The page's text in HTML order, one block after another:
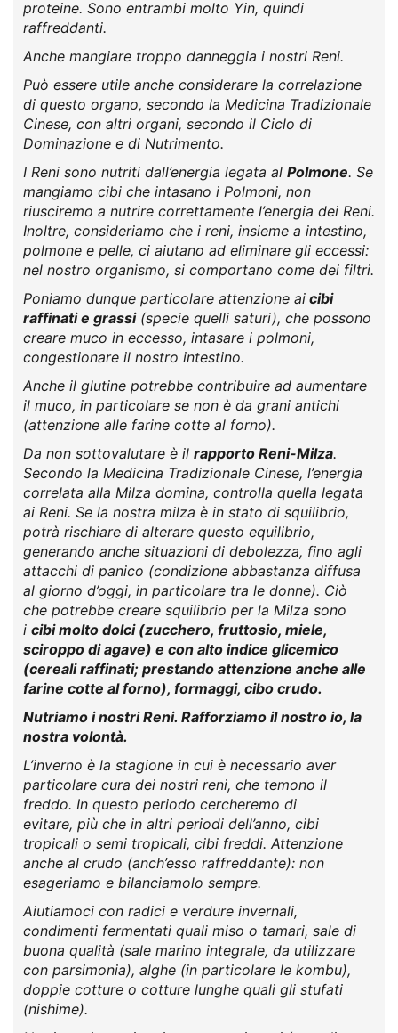
proteine. Sono entrambi molto Yin, quindi
raffreddanti.
Anche mangiare troppo danneggia i nostri Reni.
Può essere utile anche considerare la correlazione
di questo organo, secondo la Medicina Tradizionale
Cinese, con altri organi, secondo il Ciclo di
Dominazione e di Nutrimento.
I Reni sono nutriti dall’energia legata al Polmone. Se
mangiamo cibi che intasano i Polmoni, non
riusciremo a nutrire correttamente l’energia dei Reni.
Inoltre, consideriamo che i reni, insieme a intestino,
polmone e pelle, ci aiutano ad eliminare gli eccessi:
nel nostro organismo, si comportano come dei filtri.
Poniamo dunque particolare attenzione ai cibi
raffinati e grassi(specie quelli saturi), che possono
creare muco in eccesso, intasare i polmoni,
congestionare il nostro intestino.
Anche il glutine potrebbe contribuire ad aumentare
il muco, in particolare se non è da grani antichi
(attenzione alle farine cotte al forno).
Da non sottovalutare è il rapporto Reni-Milza.
Secondo la Medicina Tradizionale Cinese, l’energia
correlata alla Milza domina, controlla quella legata
ai Reni. Se la nostra milza è in stato di squilibrio,
potrà rischiare di alterare questo equilibrio,
generando anche situazioni di debolezza, fino agli
attacchi di panico (condizione abbastanza diffusa
al giorno d’oggi, in particolare tra le donne). Ciò
che potrebbe creare squilibrio per la Milza sono
i cibi molto dolci (zucchero, fruttosio, miele,
sciroppo di agave) e con alto indice glicemico
(cereali raffinati; prestando attenzione anche alle
farine cotte al forno), formaggi, cibo crudo.
Nutriamo i nostri Reni. Rafforziamo il nostro io, la
nostra volontà.
L’inverno è la stagione in cui è necessario aver
particolare cura dei nostri reni, che temono il
freddo. In questo periodo cercheremo di
evitare, più che in altri periodi dell’anno, cibi
tropicali o semi tropicali, cibi freddi. Attenzione
anche al crudo (anch’esso raffreddante): non
esageriamo e bilanciamolo sempre.
Aiutiamoci con radici e verdure invernali,
condimenti fermentati quali miso o tamari, sale di
buona qualità (sale marino integrale, da utilizzare
con parsimonia), alghe (in particolare le kombu),
doppie cotture o cotture lunghe quali gli stufati
(nishime).